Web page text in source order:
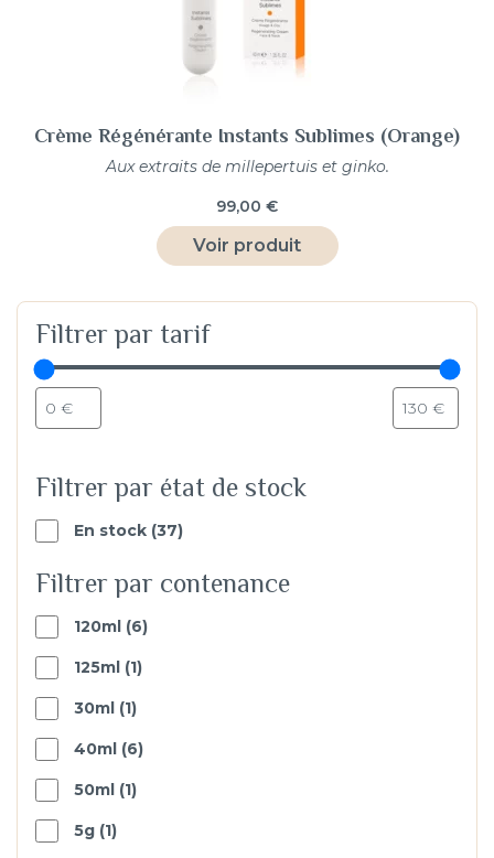
Crème Régénérante Instants Sublimes (Orange)
Aux extraits de millepertuis et ginko.
99,00 €
Voir produit
Filtrer
Filtrer par tarif
Filtrer par état de stock
En stock 3737
Filtrer par contenance
120ml 66
125ml 11
30ml 11
40ml 66
50ml 11
5g 11